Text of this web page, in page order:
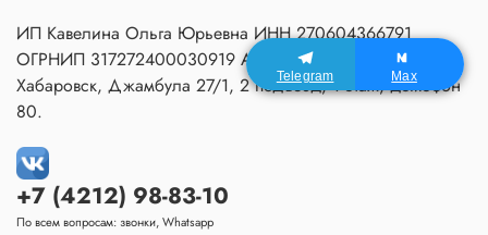
+7 (4212) 98-83-10
По всем вопросам: звонки, Whatsapp
ИП Кавелина Ольга Юрьевна ИНН 270604366791
ОГРНИП 317272400030919 Адрес Мастерской:
Хабаровск, Джамбула 27/1, 2 подъезд, 1 этаж, домофон
80.
Telegram Max